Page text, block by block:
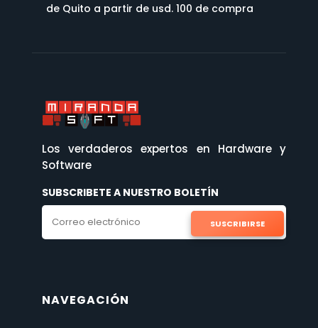
de Quito a partir de usd. 100 de compra
Los verdaderos expertos en Hardware y
Software
SUBSCRIBETE A NUESTRO BOLETÍN
SUSCRIBIRSE
NAVEGACIÓN